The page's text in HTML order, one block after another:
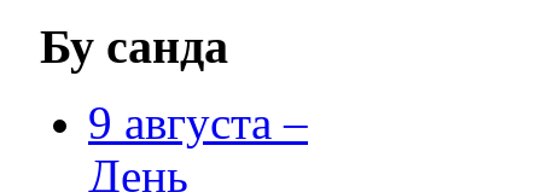
Бу санда
9 августа –
День